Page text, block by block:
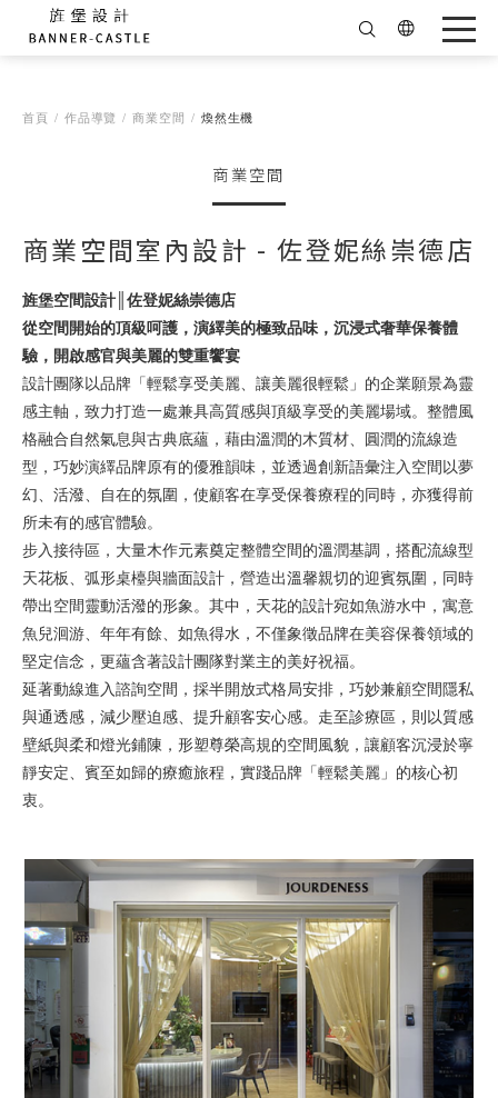
首頁 作品導覽 商業空間 煥然生機
商業空間
商業空間室內設計 - 佐登妮絲崇德店
旌堡空間設計║佐登妮絲崇德店
從空間開始的頂級呵護，演繹美的極致品味，沉浸式奢華保養體
驗，開啟感官與美麗的雙重饗宴
設計團隊以品牌「輕鬆享受美麗、讓美麗很輕鬆」的企業願景為靈
感主軸，致力打造一處兼具高質感與頂級享受的美麗場域。整體風
格融合自然氣息與古典底蘊，藉由溫潤的木質材、圓潤的流線造
型，巧妙演繹品牌原有的優雅韻味，並透過創新語彙注入空間以夢
幻、活潑、自在的氛圍，使顧客在享受保養療程的同時，亦獲得前
所未有的感官體驗。
步入接待區，大量木作元素奠定整體空間的溫潤基調，搭配流線型
天花板、弧形桌檯與牆面設計，營造出溫馨親切的迎賓氛圍，同時
帶出空間靈動活潑的形象。其中，天花的設計宛如魚游水中，寓意
魚兒洄游、年年有餘、如魚得水，不僅象徵品牌在美容保養領域的
堅定信念，更蘊含著設計團隊對業主的美好祝福。
延著動線進入諮詢空間，採半開放式格局安排，巧妙兼顧空間隱私
與通透感，減少壓迫感、提升顧客安心感。走至診療區，則以質感
壁紙與柔和燈光鋪陳，形塑尊榮高規的空間風貌，讓顧客沉浸於寧
靜安定、賓至如歸的療癒旅程，實踐品牌「輕鬆美麗」的核心初
衷。